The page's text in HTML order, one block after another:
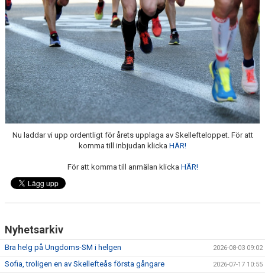
MINIORLANDSLAGET
Nu laddar vi upp ordentligt för årets upplaga av Skellefteloppet. För att
komma till inbjudan klicka HÄR!
För att komma till anmälan klicka HÄR!
Nyhetsarkiv
Bra helg på Ungdoms-SM i helgen 2026-08-03 09:02
Sofia, troligen en av Skellefteås första gångare 2026-07-17 10:55